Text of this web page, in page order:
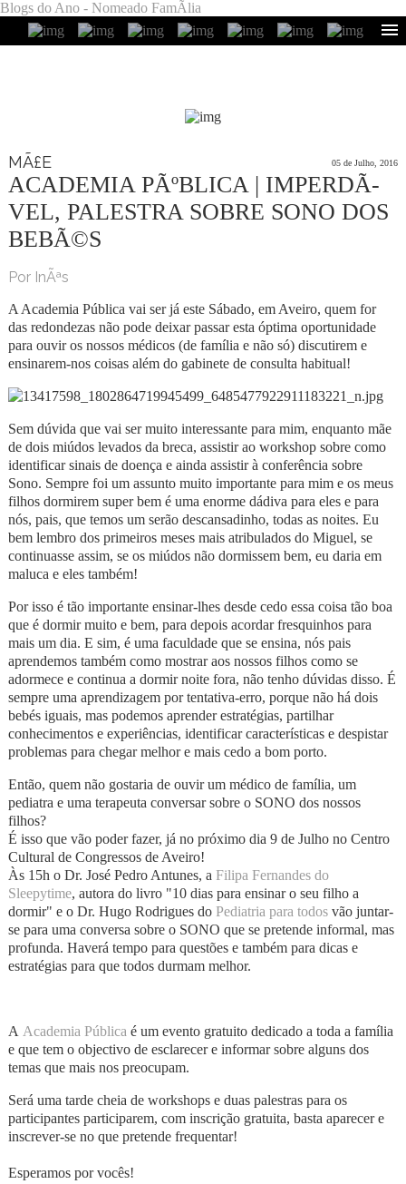
Blogs do Ano - Nomeado FamÃ­lia
MÃ£E 05 de Julho, 2016
ACADEMIA PÃºBLICA | IMPERDÃ­
VEL, PALESTRA SOBRE SONO DOS
BEBÃ©S
Por InÃªs
A Academia Pública vai ser já este Sábado, em Aveiro, quem for
das redondezas não pode deixar passar esta óptima oportunidade
para ouvir os nossos médicos (de família e não só) discutirem e
ensinarem-nos coisas além do gabinete de consulta habitual!
Sem dúvida que vai ser muito interessante para mim, enquanto mãe
de dois miúdos levados da breca, assistir ao workshop sobre como
identificar sinais de doença e ainda assistir à conferência sobre
Sono. Sempre foi um assunto muito importante para mim e os meus
filhos dormirem super bem é uma enorme dádiva para eles e para
nós, pais, que temos um serão descansadinho, todas as noites. Eu
bem lembro dos primeiros meses mais atribulados do Miguel, se
continuasse assim, se os miúdos não dormissem bem, eu daria em
maluca e eles também!
Por isso é tão importante ensinar-lhes desde cedo essa coisa tão boa
que é dormir muito e bem, para depois acordar fresquinhos para
mais um dia. E sim, é uma faculdade que se ensina, nós pais
aprendemos também como mostrar aos nossos filhos como se
adormece e continua a dormir noite fora, não tenho dúvidas disso. É
sempre uma aprendizagem por tentativa-erro, porque não há dois
bebés iguais, mas podemos aprender estratégias, partilhar
conhecimentos e experiências, identificar características e despistar
problemas para chegar melhor e mais cedo a bom porto.
Então, quem não gostaria de ouvir um médico de família, um
pediatra e uma terapeuta conversar sobre o SONO dos nossos
filhos?
É isso que vão poder fazer, já no próximo dia 9 de Julho no Centro
Cultural de Congressos de Aveiro!
Às 15h o Dr. José Pedro Antunes, a Filipa Fernandes do
Sleepytime, autora do livro "10 dias para ensinar o seu filho a
dormir" e o Dr. Hugo Rodrigues do Pediatria para todosvão juntar-
se para uma conversa sobre o SONO que se pretende informal, mas
profunda. Haverá tempo para questões e também para dicas e
estratégias para que todos durmam melhor.
A Academia Públicaé um evento gratuito dedicado a toda a família
e que tem o objectivo de esclarecer e informar sobre alguns dos
temas que mais nos preocupam.
Será uma tarde cheia de workshops e duas palestras para os
participantes participarem, com inscrição gratuita, basta aparecer e
inscrever-se no que pretende frequentar!
Esperamos por vocês!